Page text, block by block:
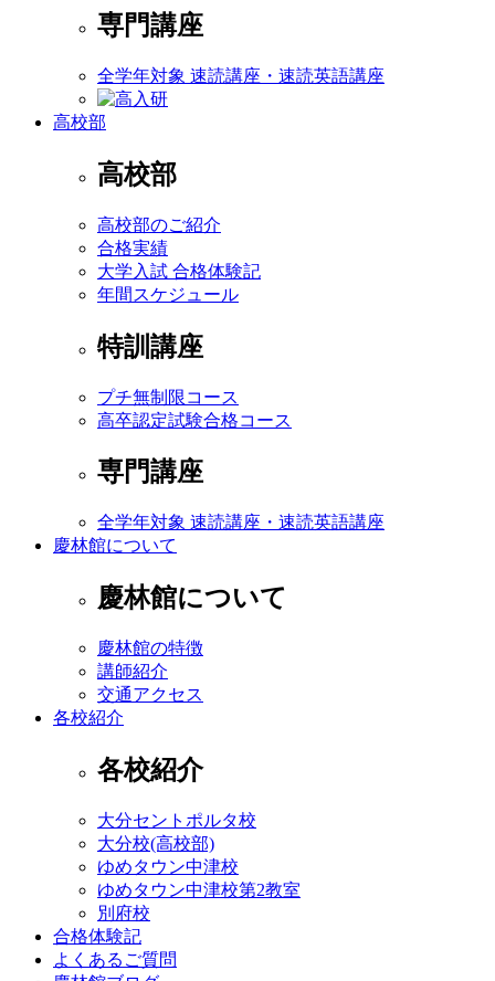
専門講座
全学年対象 速読講座・速読英語講座
高校部
高校部
高校部のご紹介
合格実績
大学入試 合格体験記
年間スケジュール
特訓講座
プチ無制限コース
高卒認定試験合格コース
専門講座
全学年対象 速読講座・速読英語講座
慶林館について
慶林館について
慶林館の特徴
講師紹介
交通アクセス
各校紹介
各校紹介
大分セントポルタ校
大分校(高校部)
ゆめタウン中津校
ゆめタウン中津校第2教室
別府校
合格体験記
よくあるご質問